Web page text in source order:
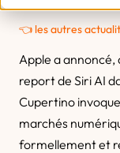
👈 les autres
Apple a annoncé,
report de Siri AI
Cupertino
marchés
formellement et